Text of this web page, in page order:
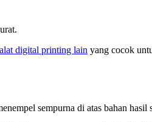
digital printing lain yang cocok
sempurna di atas bahan